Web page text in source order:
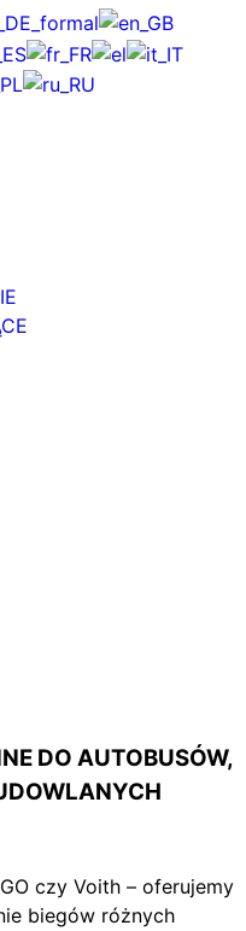
DO AUTOBUSÓW,
czy Voith – oferujemy
biegów różnych